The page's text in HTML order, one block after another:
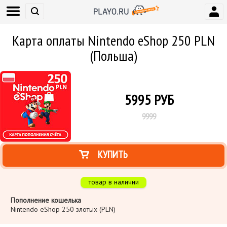
Карта оплаты Nintendo eShop 250 PLN
(Польша)
5995РУБ
9999
КУПИТЬ
товар в наличии
Пополнение кошелька
Nintendo eShop 250 злотых (PLN)